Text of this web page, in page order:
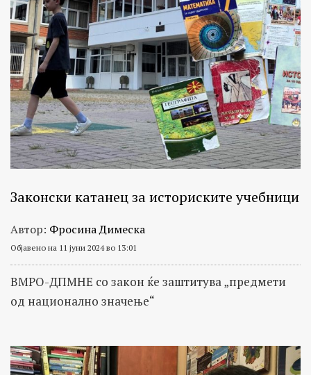
Законски катанец за историските учебници
Автор: Фросина Димеска
Објавено на 11 јуни 2024 во 13:01
ВМРО-ДПМНЕ со закон ќе заштитува „предмети
од национално значење“